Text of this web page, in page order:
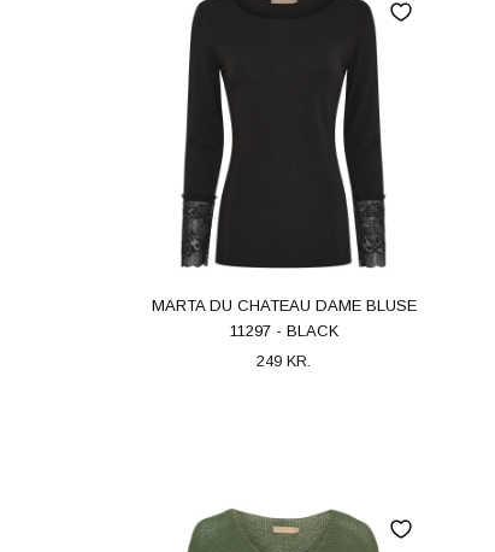
MARTA DU CHATEAU DAME BLUSE
11297 - BLACK
249 KR.